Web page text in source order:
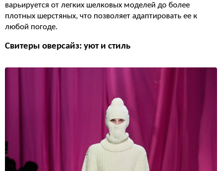
варьируется от легких шелковых моделей до более
плотных шерстяных, что позволяет адаптировать ее к
любой погоде.
Свитеры оверсайз: уют и стиль